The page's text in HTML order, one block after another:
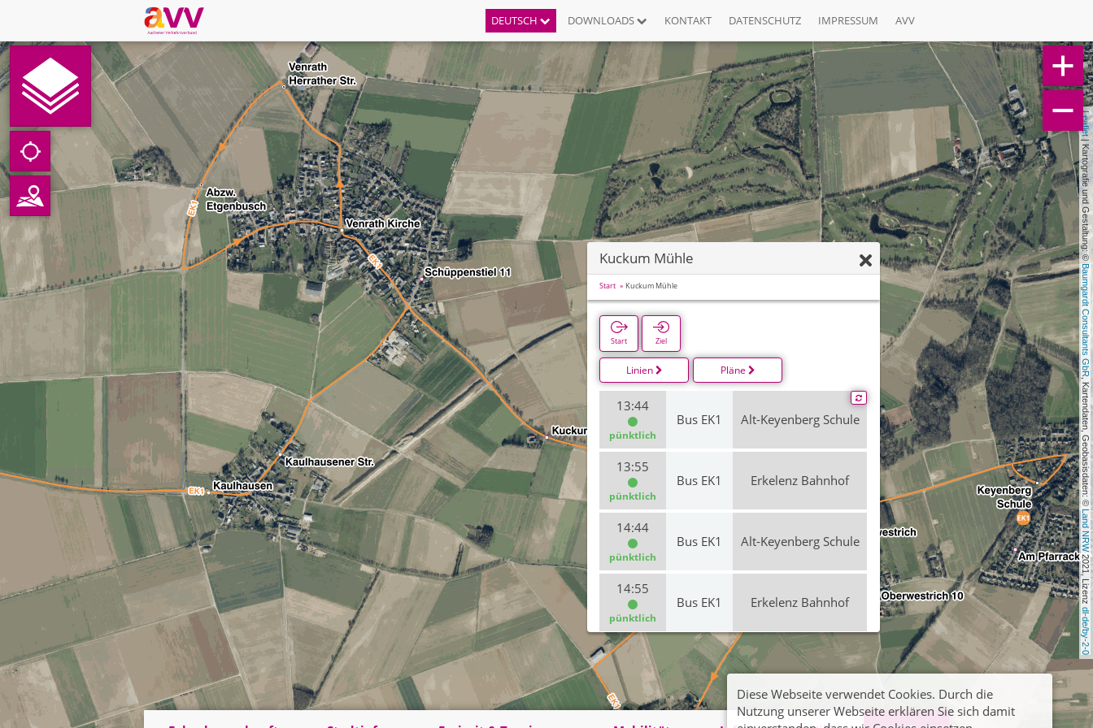
DEUTSCH DOWNLOADS KONTAKT DATENSCHUTZ IMPRESSUM AVV
Leaflet
| Kartografie und Gestaltung: ©
Baumgardt Consultants GbR
, Kartendaten, Geobasisdaten: ©
Land NRW
2021, Lizenz
dl-de/by-2-0
Kuckum Mühle
Start Kuckum Mühle
Start Ziel
Linien Pläne
13:44
pünktlich
Bus EK1 Alt-Keyenberg Schule
13:55
pünktlich
Bus EK1 Erkelenz Bahnhof
14:44
pünktlich
Bus EK1 Alt-Keyenberg Schule
14:55
pünktlich
Bus EK1 Erkelenz Bahnhof
15:44
pünktlich
Bus EK1 Alt-Keyenberg Schule
15:55 Bus EK1
Erkelenz Bahnhof
Diese Webseite verwendet Cookies. Durch die
Nutzung unserer Webseite erklären Sie sich damit